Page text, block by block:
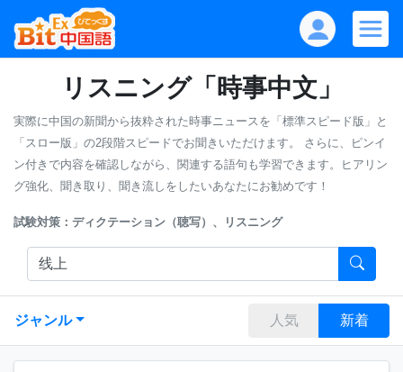
リスニング「時事中文」
実際に中国の新聞から抜粋された時事ニュースを「標準スピード版」と
「スロー版」の2段階スピードでお聞きいただけます。
さらに、ピンイ
ン付きで内容を確認しながら、関連する語句も学習できます。ヒアリン
グ強化、聞き取り、聞き流しをしたいあなたにお勧めです！
試験対策：ディクテーション（聴写）、リスニング
ジャンル 人気 新着